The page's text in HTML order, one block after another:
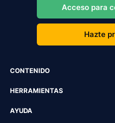
Acceso para
Hazte
CONTENIDO
HERRAMIENTAS
AYUDA